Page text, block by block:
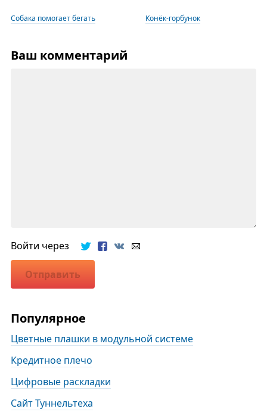
Собака помогает бегать Конёк-горбунок
Ваш комментарий
Войти через
Отправить
Популярное
Цветные плашки в модульной системе
Кредитное плечо
Цифровые раскладки
Сайт Туннельтеха